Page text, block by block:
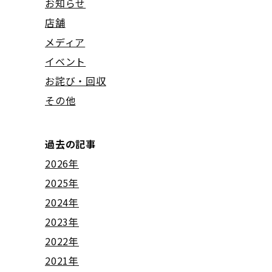
お知らせ
店舗
メディア
イベント
お詫び・回収
その他
過去の記事
2026年
2025年
2024年
2023年
2022年
2021年